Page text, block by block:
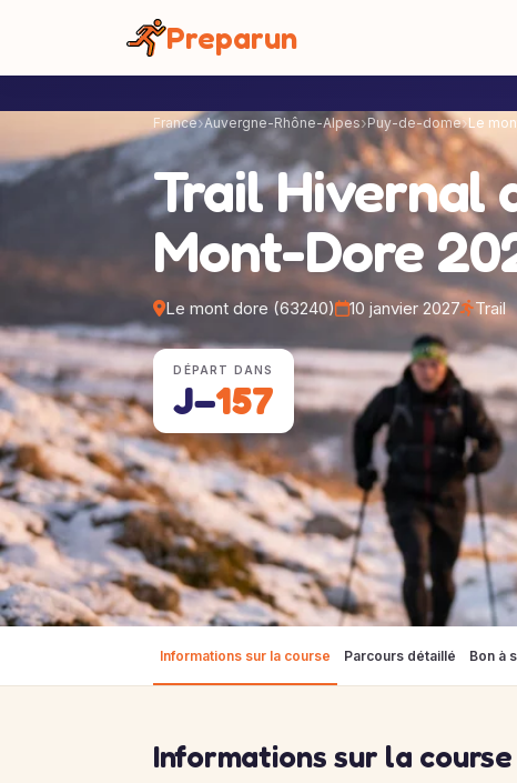
Preparun
France Auvergne-Rhône-Alpes Puy-de-dome Le
Trail Hivernal
Mont-Dore
Le mont dore (63240) 10 janvier 2027 Trail
DÉPART DANS
J−157
Informations sur la course Parcours détaillé Bon à
Informations sur la course